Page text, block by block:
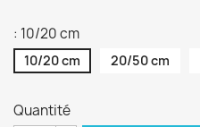
: 10/20 cm
10/20 cm 20/50 cm
Quantité